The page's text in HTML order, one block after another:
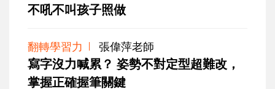
不吼不叫孩子照做
翻轉學習力 張偉萍老師
寫字沒力喊累？ 姿勢不對定型超難改，
掌握正確握筆關鍵